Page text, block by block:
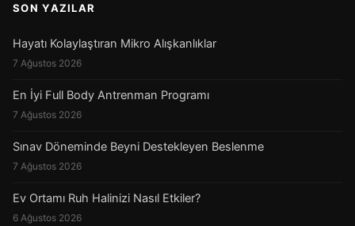
SON YAZILAR
Hayatı Kolaylaştıran Mikro Alışkanlıklar
7 Ağustos 2026
En İyi Full Body Antrenman Programı
7 Ağustos 2026
Sınav Döneminde Beyni Destekleyen Beslenme
7 Ağustos 2026
Ev Ortamı Ruh Halinizi Nasıl Etkiler?
6 Ağustos 2026